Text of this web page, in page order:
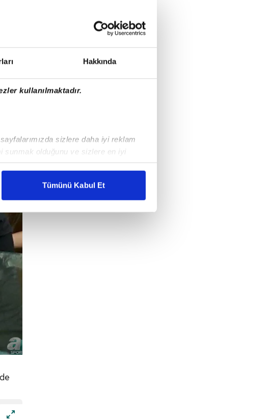
Hakkında
kullanılmaktadır.
sizlere daha iyi reklam
sunmak olduğunu ve sizlere en iyi
maliyetlerimizi karşılamak
reklamlar gösterilmeyecektir."
ait çerezler kullanılmaktadır. Bu
toplumu hizmetlerinin sunulması
ve sizlere yönelik
kullanılacaktır.
ilişkin detaylı bilgi için Ayarlar
okumak ve sitemizde ilgili
Tümünü Kabul Et